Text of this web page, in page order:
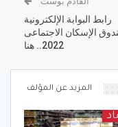
رابط البوابة الإلكترونية
الإسكان الاجتماعى
2022.. هنا
المزيد عن المؤلف